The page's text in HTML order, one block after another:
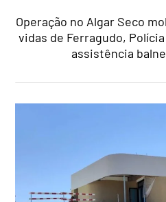
Operação no Algar Seco
vidas de Ferragudo,
assistência